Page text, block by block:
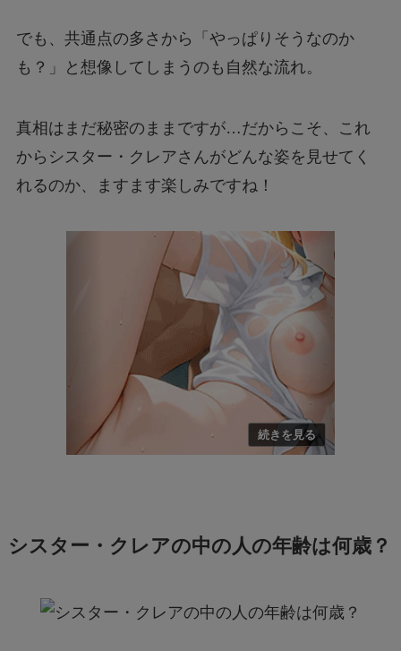
でも、共通点の多さから「やっぱりそうなのか
も？」と想像してしまうのも自然な流れ。
真相はまだ秘密のままですが…だからこそ、これ
からシスター・クレアさんがどんな姿を見せてく
れるのか、ますます楽しみですね！
シスター・クレアの中の人の年齢は何歳？